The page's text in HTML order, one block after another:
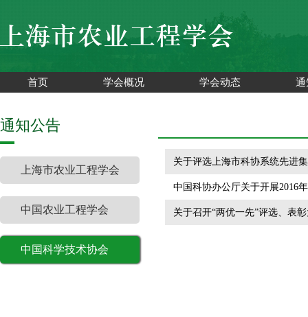
首页 学会概况 学会动态 通
通知公告
上海市农业工程学会
中国农业工程学会
中国科学技术协会
关于评选上海市科协系统先进
中国科协办公厅关于开展2016
关于召开“两优一先”评选、表